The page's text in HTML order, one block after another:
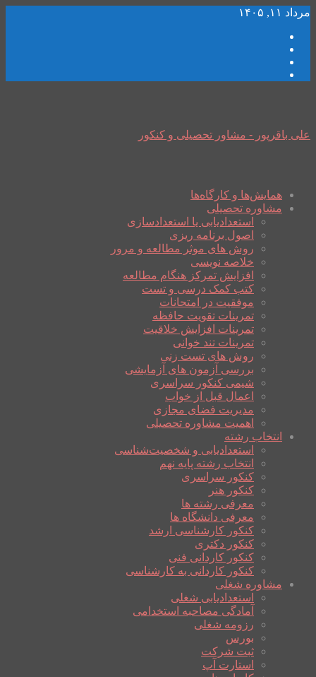
مرداد ۱۱, ۱۴۰۵
علی باقرپور - مشاور تحصیلی و کنکور
همایش‌ها و کارگاه‌ها
مشاوره تحصیلی
استعدادیابی یا استعدادسازی
اصول برنامه ریزی
روش های موثر مطالعه و مرور
خلاصه نویسی
افزایش تمرکز هنگام مطالعه
کتب کمک درسی و تست
موفقیت در امتحانات
تمرینات تقویت حافظه
تمرینات افزایش خلاقیت
تمرینات تند خوانی
روش های تست زنی
بررسی آزمون های آزمایشی
شیمی کنکور سراسری
اعمال قبل از خواب
مدیریت فضای مجازی
اهمیت مشاوره تحصیلی
انتخاب رشته
استعدادیابی و شخصیت‌شناسی
انتخاب رشته پایه نهم
کنکور سراسری
کنکور هنر
معرفی رشته ها
معرفی دانشگاه ها
کنکور کارشناسی ارشد
کنکور دکتری
کنکور کاردانی فنی
کنکور کاردانی به کارشناسی
مشاوره شغلی
استعدادیابی شغلی
آمادگی مصاحبه استخدامی
رزومه شغلی
بورس
ثبت شرکت
استارت آپ